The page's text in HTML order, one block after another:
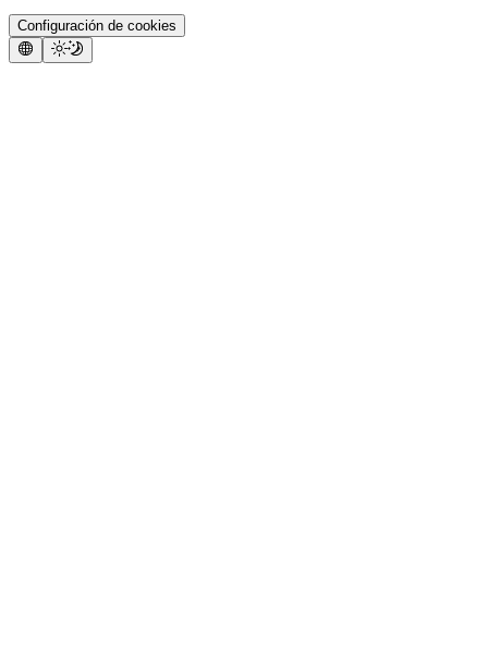
Configuración de cookies